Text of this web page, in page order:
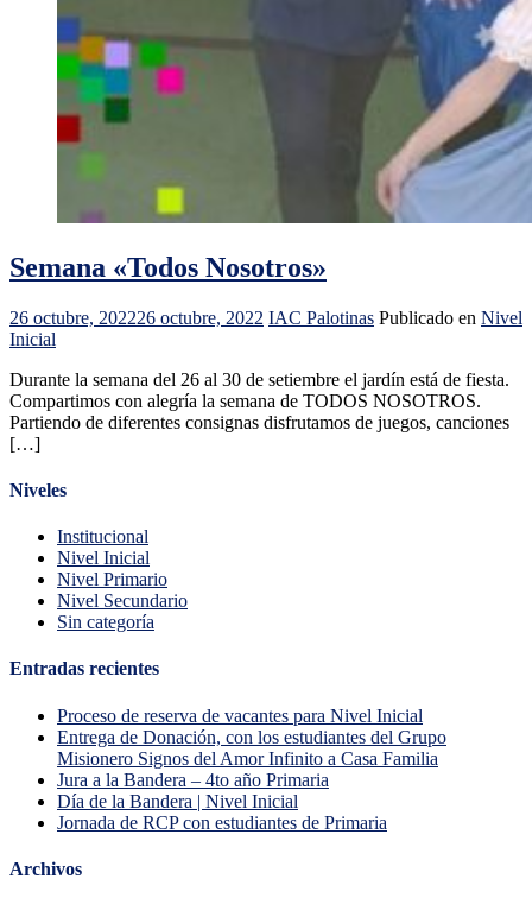
Semana «Todos Nosotros»
26 octubre, 202226 octubre, 2022 IAC Palotinas Publicado en Nivel
Inicial
Durante la semana del 26 al 30 de setiembre el jardín está de fiesta.
Compartimos con alegría la semana de TODOS NOSOTROS.
Partiendo de diferentes consignas disfrutamos de juegos, canciones
[…]
Niveles
Institucional
Nivel Inicial
Nivel Primario
Nivel Secundario
Sin categoría
Entradas recientes
Proceso de reserva de vacantes para Nivel Inicial
Entrega de Donación, con los estudiantes del Grupo
Misionero Signos del Amor Infinito a Casa Familia
Jura a la Bandera – 4to año Primaria
Día de la Bandera | Nivel Inicial
Jornada de RCP con estudiantes de Primaria
Archivos